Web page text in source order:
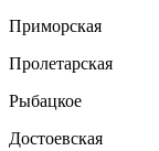
Приморская
Пролетарская
Рыбацкое
Достоевская